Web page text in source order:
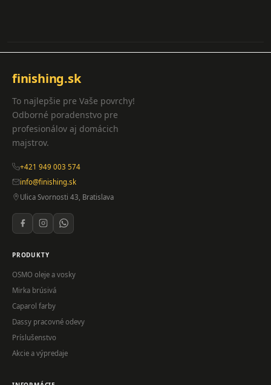
finishing.sk
To najlepšie pre Vaše povrchy!
Odborné poradenstvo pre
profesionálov aj domácich
majstrov.
+421 949 003 574
info@finishing.sk
Ulica Svornosti 43, Bratislava
PRODUKTY
OSMO oleje a vosky
Mirka brúsivá
Caparol farby
Dassy pracovné odevy
Príslušenstvo
Akcie a výpredaje